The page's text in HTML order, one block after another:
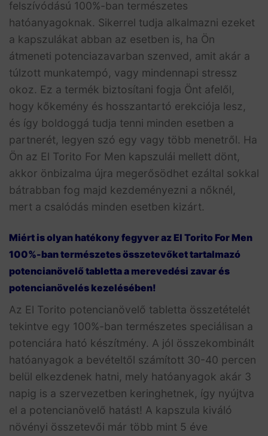
felszívódású 100%-ban természetes
hatóanyagoknak. Sikerrel tudja alkalmazni ezeket
a kapszulákat abban az esetben is, ha Ön
átmeneti potenciazavarban szenved, amit akár a
túlzott munkatempó, vagy mindennapi stressz
okoz. Ez a termék biztosítani fogja Önt afelől,
hogy kőkemény és hosszantartó erekciója lesz,
és így boldoggá tudja tenni minden esetben a
partnerét, legyen szó egy vagy több menetről. Ha
Ön az El Torito For Men kapszulái mellett dönt,
akkor önbizalma újra megerősödhet ezáltal sokkal
bátrabban fog majd kezdeményezni a nőknél,
mert a csalódás minden esetben kizárt.
Miért is olyan hatékony fegyver az El Torito For Men
100%-ban természetes összetevőket tartalmazó
potencianövelő tabletta a merevedési zavar és
potencianövelés kezelésében!
Az El Torito potencianövelő tabletta összetételét
tekintve egy 100%-ban természetes speciálisan a
potenciára ható készítmény. A jól összekombinált
hatóanyagok a bevételtől számított 30-40 percen
belül elkezdenek hatni, mely hatóanyagok akár 3
napig is a szervezetben keringhetnek, így nyújtva
el a potencianövelő hatást! A kapszula kiváló
növényi összetevői már több mint 5 éve